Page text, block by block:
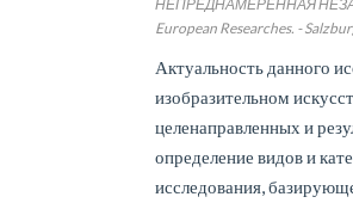
НЕПРЕДНАМЕРЕННАЯ
European Researches. -
Актуальность данного
изобразительном
целенаправленных и
определение видов и
исследования,